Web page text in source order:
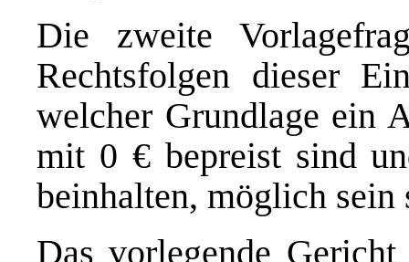
Die zweite
Rechtsfolgen dieser
welcher Grundlage ein
mit 0 € bepreist sind
beinhalten, möglich sein
Das vorlegende